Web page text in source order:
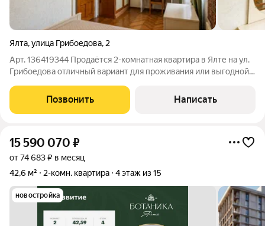
Ялта,улица Грибоедова, 2
Арт. 136419344 Продаётся 2-комнатная квартира в Ялте на ул.
Грибоедова отличный вариант для проживания или выгодной
4 этаже 5-этажного дома. Планировка включает смежные
комнаты, совмещённый
Позвонить Написать
15 590 070 ₽
от 74 683 ₽ в месяц
42,6 м²
2-комн. квартира 4 этаж из 15
новостройка